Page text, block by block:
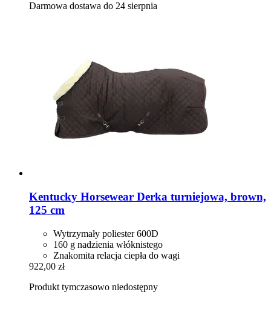
Darmowa dostawa do 24 sierpnia
Kentucky Horsewear Derka turniejowa, brown,
125 cm
Wytrzymały poliester 600D
160 g nadzienia włóknistego
Znakomita relacja ciepła do wagi
922,00 zł
Produkt tymczasowo niedostępny